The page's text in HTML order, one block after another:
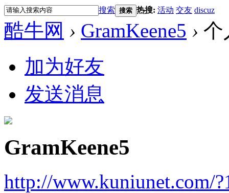
搜索 搜索 热搜: 活动 交友 discuz
酷牛网 › GramKeene5 › 个
加为好友
发送消息
GramKeene5
http://www.kuniunet.com/